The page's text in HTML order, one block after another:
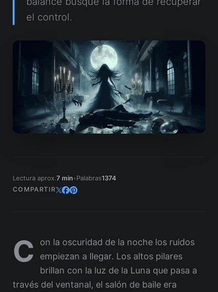
el control.
Lectura aprox.7 min•Palabras1374
COMPARTIR
C
on la oscuridad de la noche los ruidos
empiezan a llegar. Los altos pilares
brillan con la luz de la Luna que pasa a
través del ventanal, el salón de baile era